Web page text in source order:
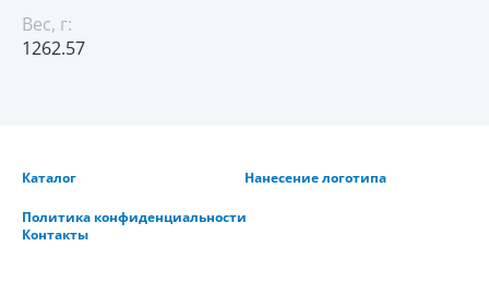
Вес, г:
1262.57
Каталог Нанесение логотипа
Политика конфиденциальности
Контакты